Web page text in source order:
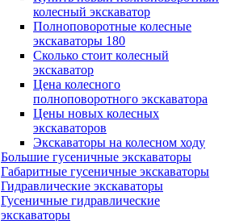
колесный экскаватор
Полноповоротные колесные
экскаваторы 180
Сколько стоит колесный
экскаватор
Цена колесного
полноповоротного экскаватора
Цены новых колесных
экскаваторов
Экскаваторы на колесном ходу
Большие гусеничные экскаваторы
Габаритные гусеничные экскаваторы
Гидравлические экскаваторы
Гусеничные гидравлические
экскаваторы